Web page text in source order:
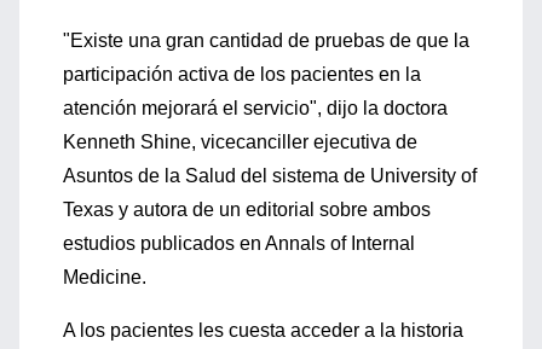
"Existe una gran cantidad de pruebas de que la
participación activa de los pacientes en la
atención mejorará el servicio", dijo la doctora
Kenneth Shine, vicecanciller ejecutiva de
Asuntos de la Salud del sistema de University of
Texas y autora de un editorial sobre ambos
estudios publicados en Annals of Internal
Medicine.
A los pacientes les cuesta acceder a la historia